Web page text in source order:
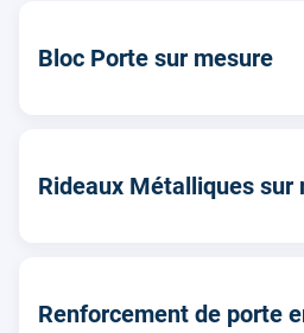
Bloc Porte sur mesure
Rideaux Métalliques sur
Renforcement de porte